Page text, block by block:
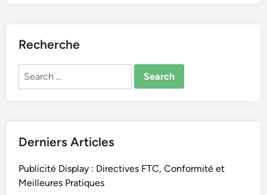
Recherche
Search
Derniers Articles
Publicité Display : Directives FTC, Conformité et
Meilleures Pratiques